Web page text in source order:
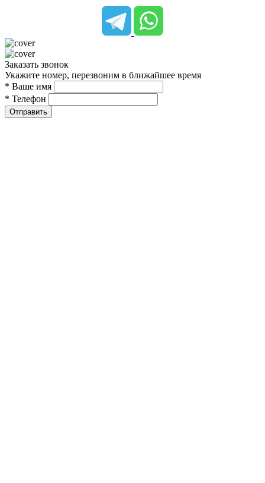
Заказать звонок
Укажите номер, перезвоним в ближайшее время
* Ваше имя
* Телефон
Отправить